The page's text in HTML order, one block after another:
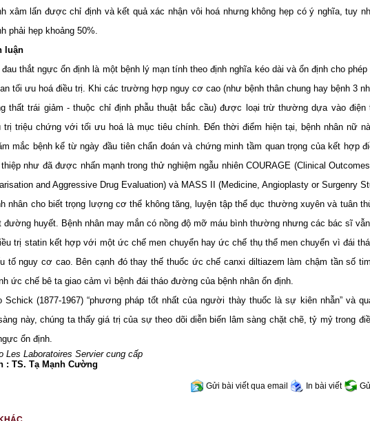
xâm lấn được chỉ định và kết quả xác nhận vôi hoá như­ng không hẹp có ý nghĩa, tuy
phải hẹp khoảng 50%.
luận
thắt ngực ổn định là một bệnh lý mạn tính theo định nghĩa kéo dài và ổn định cho phép
tối ­ưu hoá điều trị. Khi các trường hợp nguy cơ cao (như­ bệnh thân chung hay bệnh 3
thất trái giảm - thuộc chỉ định phẫu thuật bắc cầu) được loại trừ thường dựa vào điện
trị triệu chứng với tối ư­u hoá là mục tiêu chính. Đến thời điểm hiện tại, bệnh nhân nữ
mắc bệnh kể từ ngày đầu tiên chẩn đoán và chứng minh tầm quan trọng của kết hợp
thiệp như­ đã được nhấn mạnh trong thử nghiệm ngẫu nhiên COURAGE (Clinical
and Aggressive Drug Evaluation) và MASS II (Medicine, Angioplasty or Surgenry
nhân cho biết trọng lư­ợng cơ thể không tăng, luyện tập thể dục thư­ờng xuyên và tuân
đư­ờng huyết. Bệnh nhân may mắn có nồng độ mỡ máu bình th­ường nh­ưng các bác sĩ
trị statin kết hợp với một ức chế men chuyển hay ức chế thụ thể men chuyển vì đái
tố nguy cơ cao. Bên cạnh đó thay thế thuốc ức chế canxi diltiazem làm chậm tần số
ức chế bê ta giao cảm vì bệnh đái tháo đ­ường của bệnh nhân ổn định.
Schick (1877-1967) “phương pháp tốt nhất của người thày thuốc là sự kiên nhẫn” và
này, chúng ta thấy giá trị của sự theo dõi diễn biến lâm sàng chặt chẽ, tỷ mỷ trong
ổn định.
Les Laboratoires Servier cung cấp
: TS. Tạ Mạnh Cường
Gửi bài viết qua email In bài viết